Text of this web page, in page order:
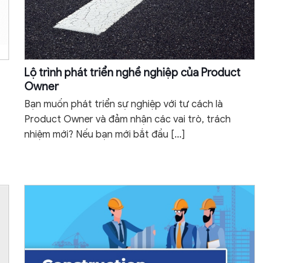
Lộ trình phát triển nghề nghiệp của Product
Owner
Bạn muốn phát triển sự nghiệp với tư cách là
Product Owner và đảm nhận các vai trò, trách
nhiệm mới? Nếu bạn mới bắt đầu […]